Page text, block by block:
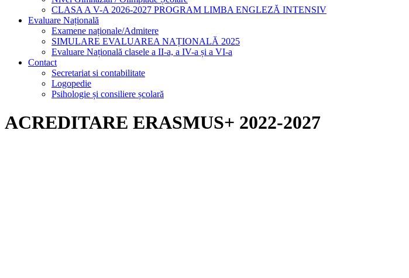
CLASA A V-A 2026-2027 PROGRAM LIMBA ENGLEZĂ INTENSIV
Evaluare Națională
Examene naționale/Admitere
SIMULARE EVALUAREA NAȚIONALĂ 2025
Evaluare Națională clasele a II-a, a IV-a și a VI-a
Contact
Secretariat si contabilitate
Logopedie
Psihologie și consiliere școlară
ACREDITARE ERASMUS+ 2022-2027